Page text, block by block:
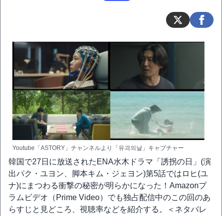
Youtube「ASTORY」チャンネルより「유괴의날」キャプチャー
韓国で27日に放送されたENA水木ドラマ「誘拐の日」(演
出パク・ユヨン、脚本キム・ジェヨン)第5話ではロヒ(ユ
ナ)にまつわる衝撃の秘密が明らかになった！Amazonプ
ラムビデオ（Prime Video）でも独占配信中のこの回のあ
らすじと見どころ、視聴率などを紹介する。＜ネタバレ